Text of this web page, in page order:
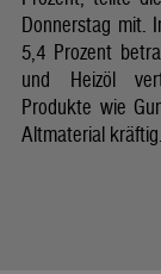
Donnerstag mit.
5,4 Prozent
und Heizöl
Produkte wie
Altmaterial kräftig.